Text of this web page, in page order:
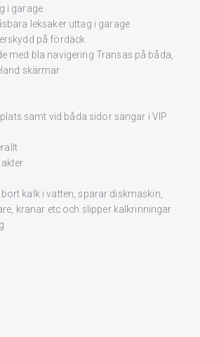
i garage
leksaker uttag i garage
på fördäck
med bla navigering Transas på båda,
skärmar
samt vid båda sidor sängar i VIP
kalk i vatten, sparar diskmaskin,
kranar etc och slipper kalkrinningar